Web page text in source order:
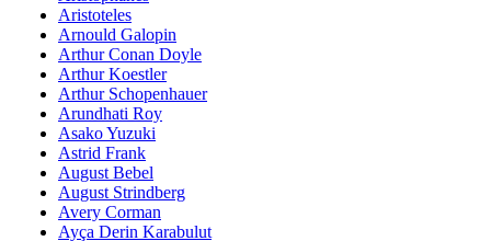
Aristoteles
Arnould Galopin
Arthur Conan Doyle
Arthur Koestler
Arthur Schopenhauer
Arundhati Roy
Asako Yuzuki
Astrid Frank
August Bebel
August Strindberg
Avery Corman
Ayça Derin Karabulut